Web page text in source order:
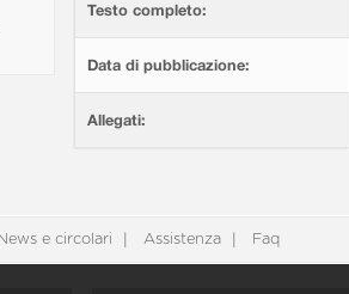
Testo completo:
Data di pubblicazione:
Allegati:
News e circolari Assistenza Faq